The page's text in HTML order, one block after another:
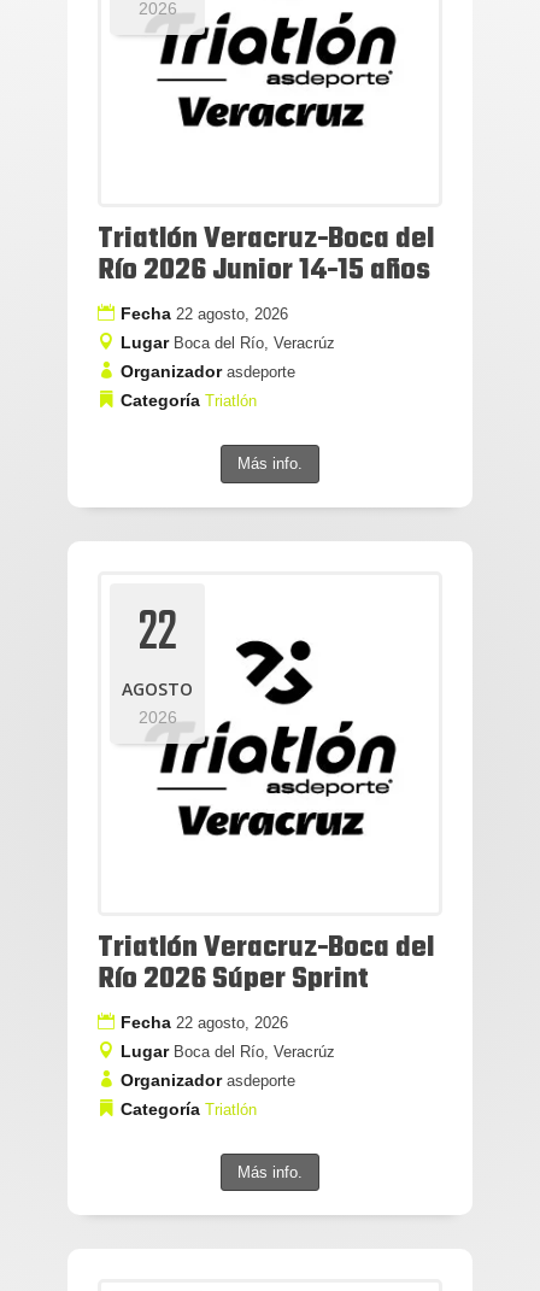
2026
Triatlón Veracruz-Boca del
Río 2026 Junior 14-15 años
Fecha 22 agosto, 2026
Lugar Boca del Río, Veracrúz
Organizador asdeporte
Categoría Triatlón
Más info.
22
AGOSTO
2026
Triatlón Veracruz-Boca del
Río 2026 Súper Sprint
Fecha 22 agosto, 2026
Lugar Boca del Río, Veracrúz
Organizador asdeporte
Categoría Triatlón
Más info.